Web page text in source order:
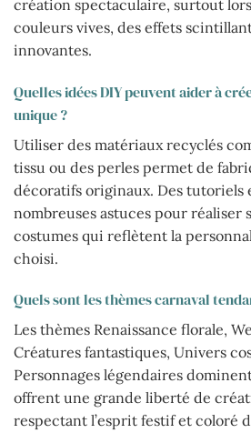
création spectaculaire, surtout
couleurs vives, des effets
innovantes.
Quelles idées DIY peuvent aider à
unique ?
Utiliser des matériaux recyclés
tissu ou des perles permet de
décoratifs originaux. Des tutoriels
nombreuses astuces pour réaliser
costumes qui reflètent la
choisi.
Quels sont les thèmes carnaval
Les thèmes Renaissance florale,
Créatures fantastiques, Univers
Personnages légendaires
offrent une grande liberté de
respectant l’esprit festif et coloré